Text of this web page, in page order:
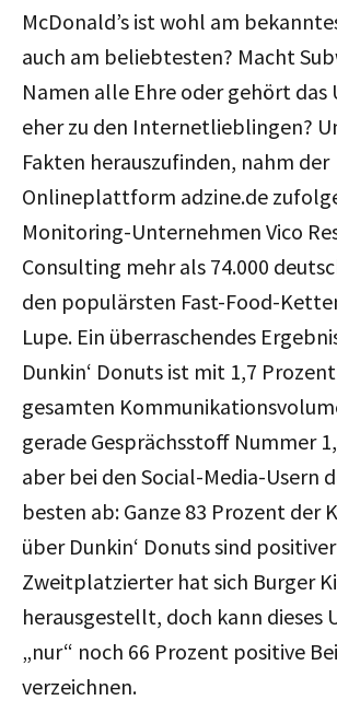
McDonald’s ist wohl am
auch am beliebtesten? Macht
Namen alle Ehre oder gehört das
eher zu den Internetlieblingen?
Fakten herauszufinden, nahm der
Onlineplattform adzine.de
Monitoring-Unternehmen Vico
Consulting mehr als 74.000
den populärsten Fast-Food-
Lupe. Ein überraschendes
Dunkin‘ Donuts ist mit 1,7
gesamten
gerade Gesprächsstoff Nummer
aber bei den Social-Media-Usern
besten ab: Ganze 83 Prozent der
über Dunkin‘ Donuts sind
Zweitplatzierter hat sich Burger
herausgestellt, doch kann dieses
„nur“ noch 66 Prozent positive
verzeichnen.